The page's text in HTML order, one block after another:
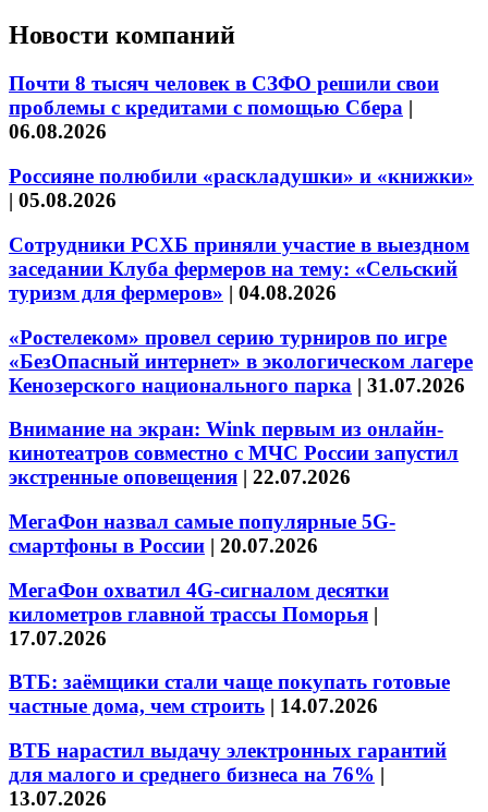
Новости компаний
Почти 8 тысяч человек в СЗФО решили свои
проблемы с кредитами с помощью Сбера |
06.08.2026
Россияне полюбили «раскладушки» и «книжки»
| 05.08.2026
Сотрудники РСХБ приняли участие в выездном
заседании Клуба фермеров на тему: «Сельский
туризм для фермеров» | 04.08.2026
«Ростелеком» провел серию турниров по игре
«БезОпасный интернет» в экологическом лагере
Кенозерского национального парка | 31.07.2026
Внимание на экран: Wink первым из онлайн-
кинотеатров совместно с МЧС России запустил
экстренные оповещения | 22.07.2026
МегаФон назвал самые популярные 5G-
смартфоны в России | 20.07.2026
МегаФон охватил 4G-сигналом десятки
километров главной трассы Поморья |
17.07.2026
ВТБ: заёмщики стали чаще покупать готовые
частные дома, чем строить | 14.07.2026
ВТБ нарастил выдачу электронных гарантий
для малого и среднего бизнеса на 76% |
13.07.2026